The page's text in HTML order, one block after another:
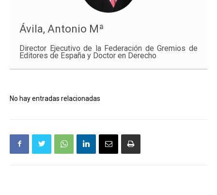
Ávila, Antonio Mª
Director Ejecutivo de la Federación de Gremios de
Editores de España y Doctor en Derecho
No hay entradas relacionadas